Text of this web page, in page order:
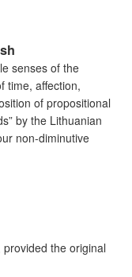
senses of the
time, affection,
of propositional
by the Lithuanian
non-diminutive
the original